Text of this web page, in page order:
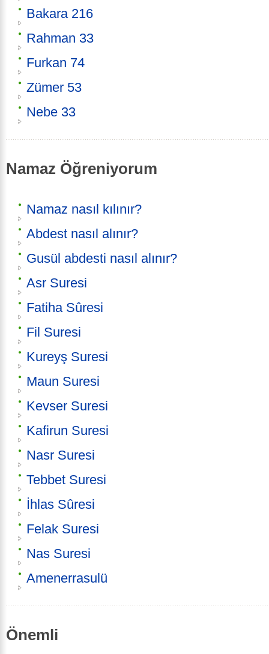
Bakara 216
Rahman 33
Furkan 74
Zümer 53
Nebe 33
Namaz Öğreniyorum
Namaz nasıl kılınır?
Abdest nasıl alınır?
Gusül abdesti nasıl alınır?
Asr Suresi
Fatiha Sûresi
Fil Suresi
Kureyş Suresi
Maun Suresi
Kevser Suresi
Kafirun Suresi
Nasr Suresi
Tebbet Suresi
İhlas Sûresi
Felak Suresi
Nas Suresi
Amenerrasulü
Önemli